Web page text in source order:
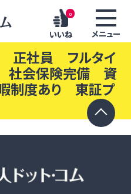
0
いいね メニュー
正社員 フルタイ
社会保険完備 資
制度あり 東証プ